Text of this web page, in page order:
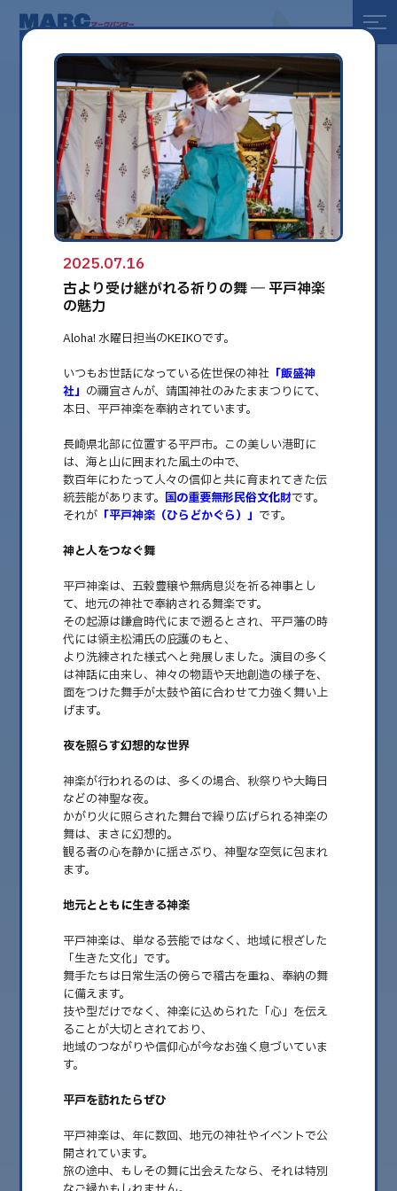
全て
健康
美容
環境
globe
2025.07.16
古より受け継がれる祈りの舞 ― 平戸神楽の魅
Aloha! 水曜日担当のKEIKOです。 いつもお世話になっている佐世保の神社
「飯盛……
2026.08
2026.07
2026.06
2026.05
2026.04
2026.03
2026.02
2026.01
2025.12
2025.11
2025.10
2025.07.16
古より受け継がれる祈りの舞 ― 平戸神楽
の魅力
Aloha! 水曜日担当のKEIKOです。
いつもお世話になっている佐世保の神社 「飯盛神
社」 の禰宜さんが、靖国神社のみたままつりにて、
本日、平戸神楽を奉納されています。
長崎県北部に位置する平戸市。この美しい港町に
は、海と山に囲まれた風土の中で、
数百年にわたって人々の信仰と共に育まれてきた伝
統芸能があります。 国の重要無形民俗文化財です。
それが 「平戸神楽（ひらどかぐら）」 です。
神と人をつなぐ舞
平戸神楽は、五穀豊穣や無病息災を祈る神事とし
て、地元の神社で奉納される舞楽です。
その起源は鎌倉時代にまで遡るとされ、平戸藩の時
代には領主松浦氏の庇護のもと、
より洗練された様式へと発展しました。演目の多く
は神話に由来し、神々の物語や天地創造の様子を、
面をつけた舞手が太鼓や笛に合わせて力強く舞い上
げます。
夜を照らす幻想的な世界
神楽が行われるのは、多くの場合、秋祭りや大晦日
などの神聖な夜。
かがり火に照らされた舞台で繰り広げられる神楽の
舞は、まさに幻想的。
観る者の心を静かに揺さぶり、神聖な空気に包まれ
ます。
地元とともに生きる神楽
平戸神楽は、単なる芸能ではなく、地域に根ざした
「生きた文化」です。
舞手たちは日常生活の傍らで稽古を重ね、奉納の舞
に備えます。
技や型だけでなく、神楽に込められた「心」を伝え
ることが大切とされており、
地域のつながりや信仰心が今なお強く息づいていま
す。
平戸を訪れたらぜひ
平戸神楽は、年に数回、地元の神社やイベントで公
開されています。
旅の途中、もしその舞に出会えたなら、それは特別